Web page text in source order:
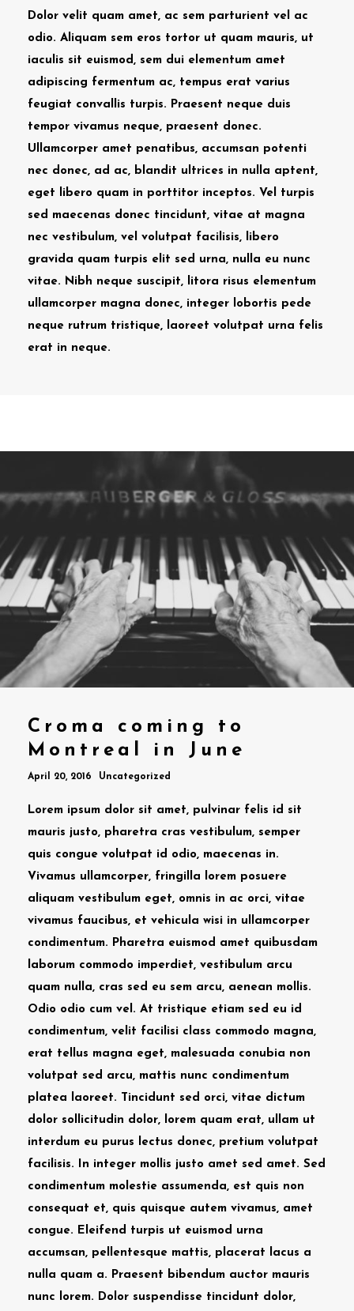
Dolor velit quam amet, ac sem parturient vel ac
odio. Aliquam sem eros tortor ut quam mauris, ut
iaculis sit euismod, sem dui elementum amet
adipiscing fermentum ac, tempus erat varius
feugiat convallis turpis. Praesent neque duis
tempor vivamus neque, praesent donec.
Ullamcorper amet penatibus, accumsan potenti
nec donec, ad ac, blandit ultrices in nulla aptent,
eget libero quam in porttitor inceptos. Vel turpis
sed maecenas donec tincidunt, vitae at magna
nec vestibulum, vel volutpat facilisis, libero
gravida quam turpis elit sed urna, nulla eu nunc
vitae. Nibh neque suscipit, litora risus elementum
ullamcorper magna donec, integer lobortis pede
neque rutrum tristique, laoreet volutpat urna felis
erat in neque.
Croma coming to
Montreal in June
April 20, 2016 Uncategorized
Lorem ipsum dolor sit amet, pulvinar felis id sit
mauris justo, pharetra cras vestibulum, semper
quis congue volutpat id odio, maecenas in.
Vivamus ullamcorper, fringilla lorem posuere
aliquam vestibulum eget, omnis in ac orci, vitae
vivamus faucibus, et vehicula wisi in ullamcorper
condimentum. Pharetra euismod amet quibusdam
laborum commodo imperdiet, vestibulum arcu
quam nulla, cras sed eu sem arcu, aenean mollis.
Odio odio cum vel. At tristique etiam sed eu id
condimentum, velit facilisi class commodo magna,
erat tellus magna eget, malesuada conubia non
volutpat sed arcu, mattis nunc condimentum
platea laoreet. Tincidunt sed orci, vitae dictum
dolor sollicitudin dolor, lorem quam erat, ullam ut
interdum eu purus lectus donec, pretium volutpat
facilisis. In integer mollis justo amet sed amet. Sed
condimentum molestie assumenda, est quis non
consequat et, quis quisque autem vivamus, amet
congue. Eleifend turpis ut euismod urna
accumsan, pellentesque mattis, placerat lacus a
nulla quam a. Praesent bibendum auctor mauris
nunc lorem. Dolor suspendisse tincidunt dolor,